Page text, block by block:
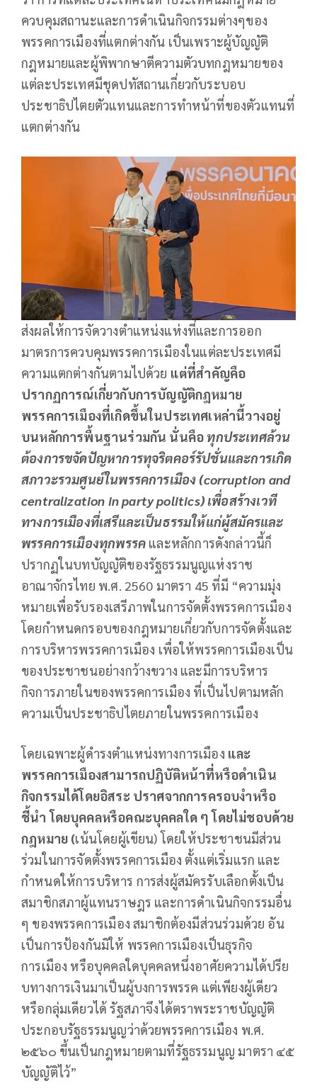
ควบคุมสถานะและการดำเนินกิจกรรมต่างๆของ
พรรคการเมืองที่แตกต่างกัน เป็นเพราะผู้บัญญัติ
กฎหมายและผู้พิพากษาตีความตัวบทกฎหมายของ
แต่ละประเทศมีชุดปทัสถานเกี่ยวกับระบอบ
ประชาธิปไตยตัวแทนและการทำหน้าที่ของตัวแทนที่
แตกต่างกัน
ส่งผลให้การจัดวางตำแหน่งแห่งที่และการออก
มาตรการควบคุมพรรคการเมืองในแต่ละประเทศมี
ความแตกต่างกันตามไปด้วย แต่ที่สำคัญคือ
ปรากฏการณ์เกี่ยวกับการบัญญัติกฎหมาย
พรรคการเมืองที่เกิดขึ้นในประเทศเหล่านี้วางอยู่
บนหลักการพื้นฐานร่วมกัน นั่นคือ ทุกประเทศล้วน
ต้องการขจัดปัญหาการทุจริตคอร์รัปชั่นและการเกิด
สภาวะรวมศูนย์ในพรรคการเมือง (corruption and
centralization in party politics) เพื่อสร้างเวที
ทางการเมืองที่เสรีและเป็นธรรมให้แก่ผู้สมัครและ
พรรคการเมืองทุกพรรค และหลักการดังกล่าวนี้ก็
ปรากฏในบทบัญญัติของรัฐธรรมนูญแห่งราช
อาณาจักรไทย พ.ศ. 2560 มาตรา 45 ที่มี “ความมุ่ง
หมายเพื่อรับรองเสรีภาพในการจัดตั้งพรรคการเมือง
โดยกำหนดกรอบของกฎหมายเกี่ยวกับการจัดตั้งและ
การบริหารพรรคการเมือง เพื่อให้พรรคการเมืองเป็น
ของประชาชนอย่างกว้างขวาง และมีการบริหาร
กิจการภายในของพรรคการเมือง ที่เป็นไปตามหลัก
ความเป็นประชาธิปไตยภายในพรรคการเมือง
โดยเฉพาะผู้ดำรงตำแหน่งทางการเมือง และ
พรรคการเมืองสามารถปฏิบัติหน้าที่หรือดำเนิน
กิจกรรมได้โดยอิสระ ปราศจากการครอบงำหรือ
ชี้นำ โดยบุคคลหรือคณะบุคคลใด ๆ โดยไม่ชอบด้วย
กฎหมาย (เน้นโดยผู้เขียน) โดยให้ประชาชนมีส่วน
ร่วมในการจัดตั้งพรรคการเมือง ตั้งแต่เริ่มแรก และ
กำหนดให้การบริหาร การส่งผู้สมัครรับเลือกตั้งเป็น
สมาชิกสภาผู้แทนราษฎร และการดำเนินกิจกรรมอื่น
ๆ ของพรรคการเมือง สมาชิกต้องมีส่วนร่วมด้วย อัน
เป็นการป้องกันมิให้ พรรคการเมืองเป็นธุรกิจ
การเมือง หรือบุคคลใดบุคคลหนึ่งอาศัยความได้ปรีย
บทางการเงินมาเป็นผู้บงการพรรค แต่เพียงผู้เดียว
หรือกลุ่มเดียวได้ รัฐสภาจึงได้ตราพระราชบัญญัติ
ประกอบรัฐธรรมนูญว่าด้วยพรรคการเมือง พ.ศ.
๒๕๖๐ ขึ้นเป็นกฎหมายตามที่รัฐธรรมนูญ มาตรา ๔๕
บัญญัติไว้”